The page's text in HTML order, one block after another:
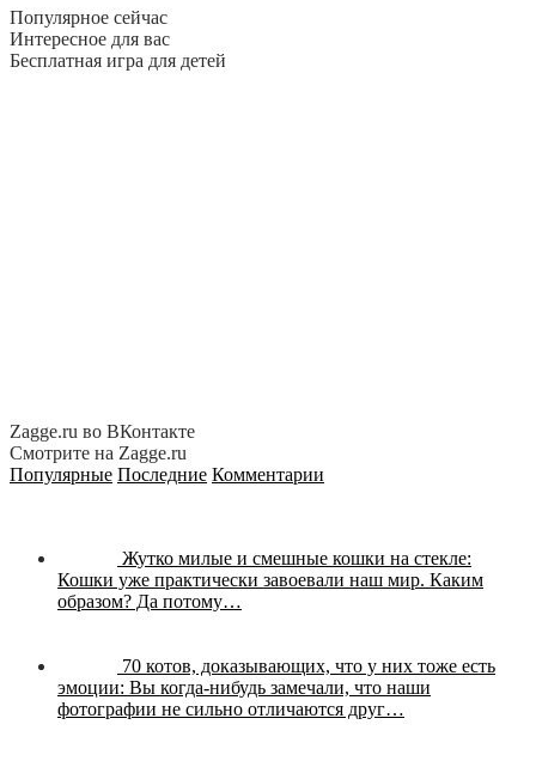
Популярное сейчас
Интересное для вас
Бесплатная игра для детей
Zagge.ru во ВКонтакте
Смотрите на Zagge.ru
Популярные Последние Комментарии
Жутко милые и смешные кошки на стекле:
Кошки уже практически завоевали наш мир. Каким
образом? Да потому…
70 котов, доказывающих, что у них тоже есть
эмоции: Вы когда-нибудь замечали, что наши
фотографии не сильно отличаются друг…